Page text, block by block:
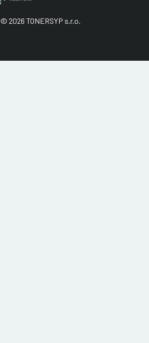
© 2026 TONERSYP s.r.o.